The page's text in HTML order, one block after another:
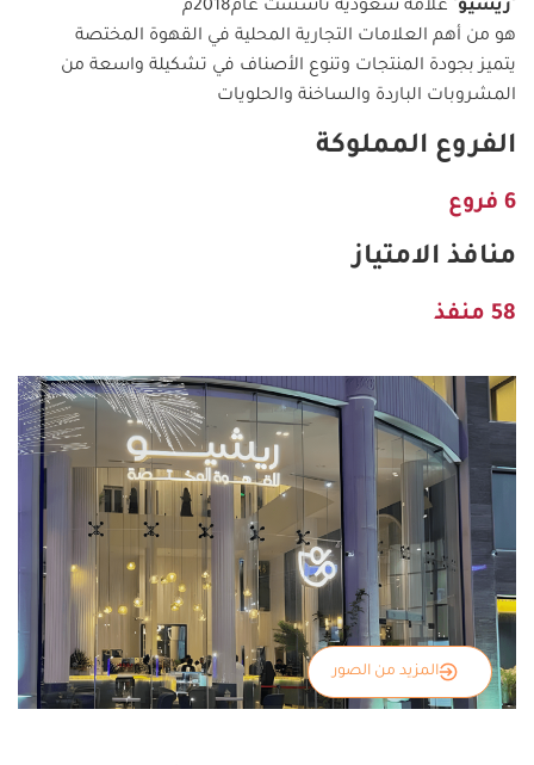
ريشيو " علامة سعودية تأسست عام2018م
هو من أهم العلامات التجارية المحلية في القهوة المختصة
يتميز بجودة المنتجات وتنوع الأصناف في تشكيلة واسعة من
المشروبات الباردة والساخنة والحلويات
الفروع المملوكة
6 فروع
منافذ الامتياز
58 منفذ
المزيد من الصور